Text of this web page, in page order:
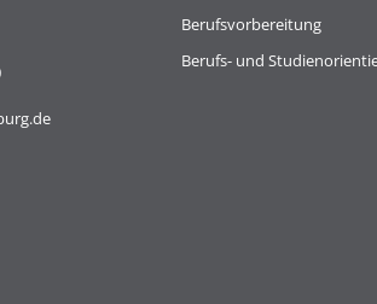
Berufsvorbereitung
Berufs- und